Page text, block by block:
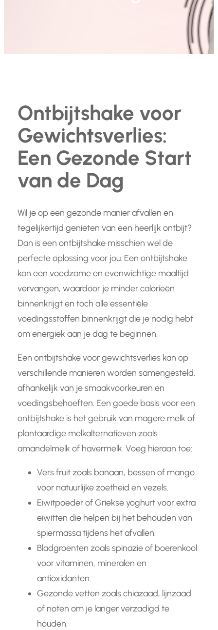
Ontbijtshake voor
Gewichtsverlies:
Een Gezonde Start
van de Dag
Wil je op een gezonde manier afvallen en
tegelijkertijd genieten van een heerlijk ontbijt?
Dan is een ontbijtshake misschien wel de
perfecte oplossing voor jou. Een ontbijtshake
kan een voedzame en evenwichtige maaltijd
vervangen, waardoor je minder calorieën
binnenkrijgt en toch alle essentiële
voedingsstoffen binnenkrijgt die je nodig hebt
om energiek aan je dag te beginnen.
Een ontbijtshake voor gewichtsverlies kan op
verschillende manieren worden samengesteld,
afhankelijk van je smaakvoorkeuren en
voedingsbehoeften. Een goede basis voor een
ontbijtshake is het gebruik van magere melk of
plantaardige melkalternatieven zoals
amandelmelk of havermelk. Voeg hieraan toe:
Vers fruit zoals banaan, bessen of mango
voor natuurlijke zoetheid en vezels.
Eiwitpoeder of Griekse yoghurt voor extra
eiwitten die helpen bij het behouden van
spiermassa tijdens het afvallen.
Bladgroenten zoals spinazie of boerenkool
voor vitaminen, mineralen en
antioxidanten.
Gezonde vetten zoals chiazaad, lijnzaad
of noten om je langer verzadigd te
houden.